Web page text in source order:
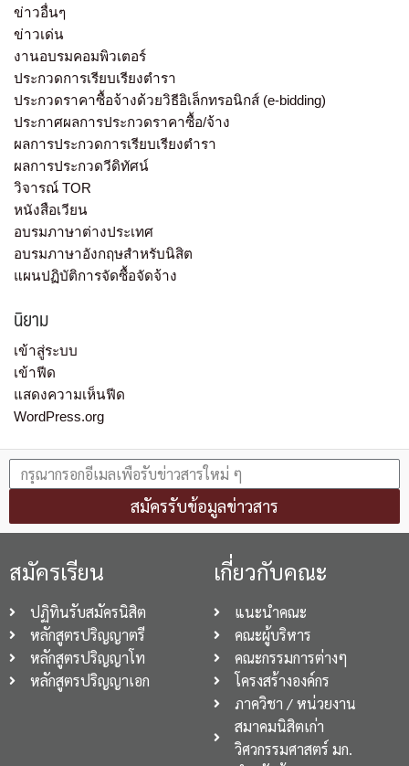
ข่าวอื่นๆ
ข่าวเด่น
งานอบรมคอมพิวเตอร์
ประกวดการเรียบเรียงตำรา
ประกวดราคาซื้อจ้างด้วยวิธีอิเล็กทรอนิกส์ (e-bidding)
ประกาศผลการประกวดราคาซื้อ/จ้าง
ผลการประกวดการเรียบเรียงตำรา
ผลการประกวดวีดิทัศน์
วิจารณ์ TOR
หนังสือเวียน
อบรมภาษาต่างประเทศ
อบรมภาษาอังกฤษสำหรับนิสิต
แผนปฏิบัติการจัดซื้อจัดจ้าง
นิยาม
เข้าสู่ระบบ
เข้าฟีด
แสดงความเห็นฟีด
WordPress.org
สมัครรับข้อมูลข่าวสาร
สมัครเรียน
ปฏิทินรับสมัครนิสิต
หลักสูตรปริญญาตรี
หลักสูตรปริญญาโท
หลักสูตรปริญญาเอก
เกี่ยวกับคณะ
แนะนำคณะ
คณะผู้บริหาร
คณะกรรมการต่างๆ
โครงสร้างองค์กร
ภาควิชา / หน่วยงาน
สมาคมนิสิตเก่า
วิศวกรรมศาสตร์ มก.